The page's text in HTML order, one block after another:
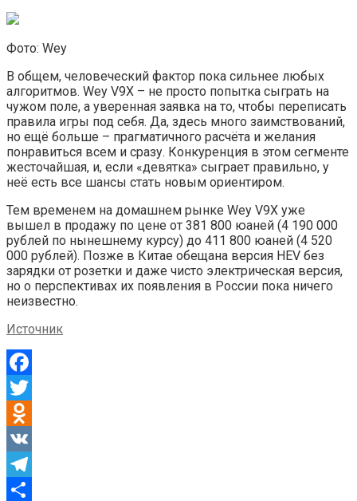
Фото: Wey
В общем, человеческий фактор пока сильнее любых
алгоритмов. Wey V9X – не просто попытка сыграть на
чужом поле, а уверенная заявка на то, чтобы переписать
правила игры под себя. Да, здесь много заимствований,
но ещё больше – прагматичного расчёта и желания
понравиться всем и сразу. Конкуренция в этом сегменте
жесточайшая, и, если «девятка» сыграет правильно, у
неё есть все шансы стать новым ориентиром.
Тем временем на домашнем рынке Wey V9X уже
вышел в продажу по цене от 381 800 юаней (4 190 000
рублей по нынешнему курсу) до 411 800 юаней (4 520
000 рублей). Позже в Китае обещана версия HEV без
зарядки от розетки и даже чисто электрическая версия,
но о перспективах их появления в России пока ничего
неизвестно.
Источник
Facebook
Twitter
Odnoklassniki
VK
Telegram